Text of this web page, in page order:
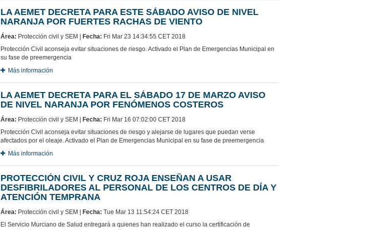
LA AEMET DECRETA PARA ESTE SÁBADO AVISO DE NIVEL
NARANJA POR FUERTES RACHAS DE VIENTO
Área: Protección civil y SEM | Fecha: Fri Mar 23 14:34:55 CET 2018
Protección Civil aconseja evitar situaciones de riesgo. Activado el Plan de Emergencias Municipal en
su fase de preemergencia
Más información
LA AEMET DECRETA PARA EL SÁBADO 17 DE MARZO AVISO
DE NIVEL NARANJA POR FENÓMENOS COSTEROS
Área: Protección civil y SEM | Fecha: Fri Mar 16 07:02:00 CET 2018
Protección Civil aconseja evitar situaciones de riesgo y alejarse de lugares que puedan verse
afectados por el oleaje. Activado el Plan de Emergencias Municipal en su fase de preemergencia
Más información
PROTECCIÓN CIVIL Y CRUZ ROJA ENSEÑAN A USAR
DESFIBRILADORES AL PERSONAL DE LOS CENTROS DE DÍA Y
ATENCIÓN TEMPRANA
Área: Protección civil y SEM | Fecha: Tue Mar 13 11:54:24 CET 2018
El Servicio Murciano de Salud entregará a quienes han realizado el curso la certificación de